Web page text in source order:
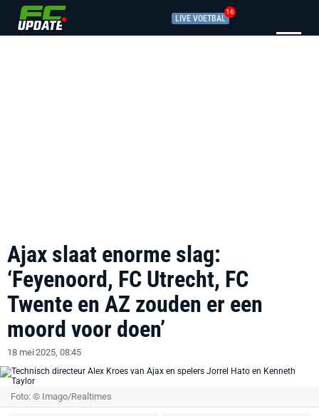
LIVE VOETBAL
16
Ajax slaat enorme slag:
‘Feyenoord, FC Utrecht, FC
Twente en AZ zouden er een
moord voor doen’
18 mei 2025, 08:45
Foto: © Imago/Realtimes